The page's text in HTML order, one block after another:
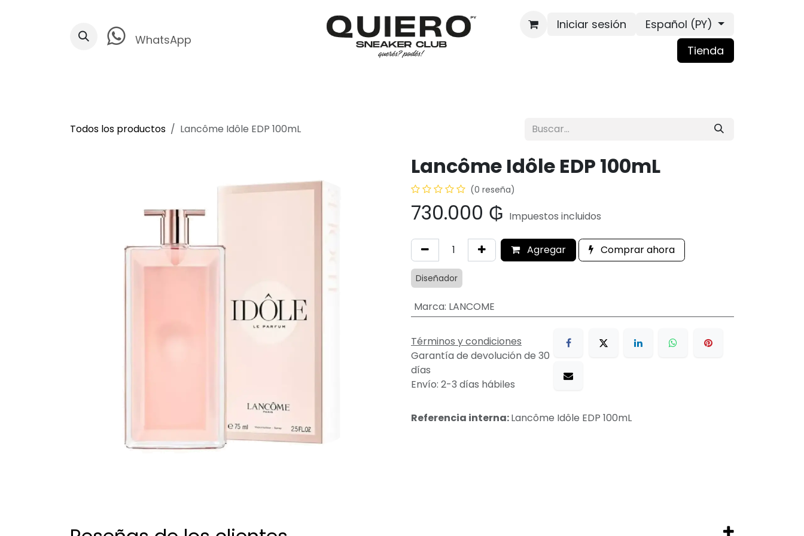
WhatsApp
Iniciar sesión
Español (PY)
Tienda
Todos los productos Lancôme Idôle EDP 100mL
Lancôme Idôle EDP 100mL
(0 reseña)
730.000 ₲ Impuestos incluidos
Agregar Comprar ahora
Diseñador
Marca: LANCOME
Términos y condiciones
Garantía de devolución de 30
días
Envío: 2-3 días hábiles
Referencia interna:Lancôme Idôle EDP 100mL